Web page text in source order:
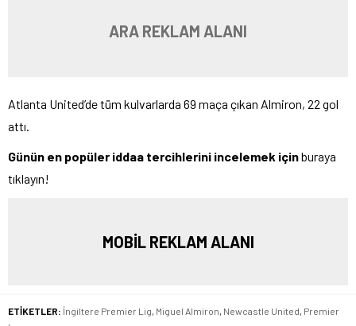
ARA REKLAM ALANI
Atlanta United’de tüm kulvarlarda 69 maça çıkan Almiron, 22 gol
attı.
Günün en popüler iddaa tercihlerini incelemek içinburaya
tıklayın!
MOBİL REKLAM ALANI
ETİKETLER: İngiltere Premier Lig, Miguel Almiron, Newcastle United, Premier